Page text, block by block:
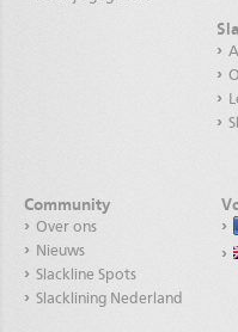
Community
Over ons
Nieuws
Slackline Spots
Slacklining Nederland